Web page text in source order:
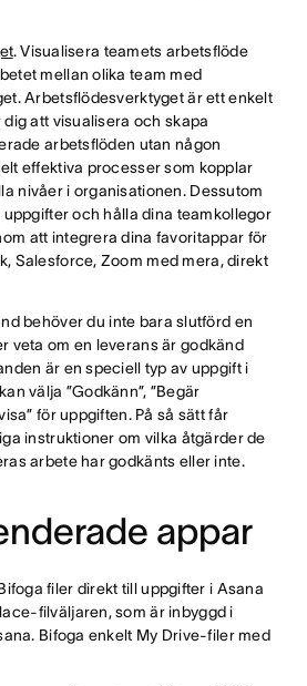
. Visualisera teamets arbetsflöde
mellan olika team med
Arbetsflödesverktyget är ett enkelt
att visualisera och skapa
arbetsflöden utan någon
effektiva processer som kopplar
nivåer i organisationen. Dessutom
och hålla dina teamkollegor
att integrera dina favoritappar för
Salesforce, Zoom med mera, direkt
behöver du inte bara slutförd en
veta om en leverans är godkänd
är en speciell typ av uppgift i
välja ”Godkänn”, ”Begär
för uppgiften. På så sätt får
instruktioner om vilka åtgärder de
arbete har godkänts eller inte.
appar
filer direkt till uppgifter i Asana
filväljaren, som är inbyggd i
Bifoga enkelt My Drive-filer med